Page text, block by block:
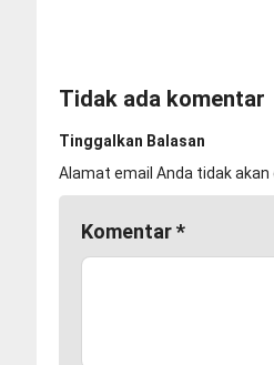
Tidak ada komentar
Tinggalkan Balasan
Alamat email Anda tidak akan
Komentar*